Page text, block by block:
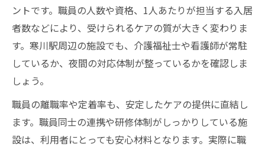
ントです。職員の人数や資格、1人あたりが担当する入居
者数などにより、受けられるケアの質が大きく変わりま
す。寒川駅周辺の施設でも、介護福祉士や看護師が常駐
しているか、夜間の対応体制が整っているかを確認しま
しょう。
職員の離職率や定着率も、安定したケアの提供に直結し
ます。職員同士の連携や研修体制がしっかりしている施
設は、利用者にとっても安心材料となります。実際に職